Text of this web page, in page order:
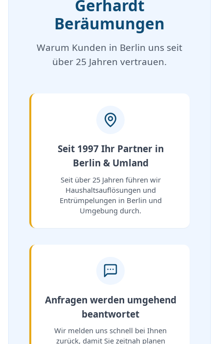
Gerhardt
Beräumungen
Warum Kunden in Berlin uns seit
über 25 Jahren vertrauen.
Seit 1997 Ihr Partner in
Berlin & Umland
Seit über 25 Jahren führen wir
Haushaltsauflösungen und
Entrümpelungen in Berlin und
Umgebung durch.
Anfragen werden umgehend
beantwortet
Wir melden uns schnell bei Ihnen
zurück, damit Sie zeitnah planen